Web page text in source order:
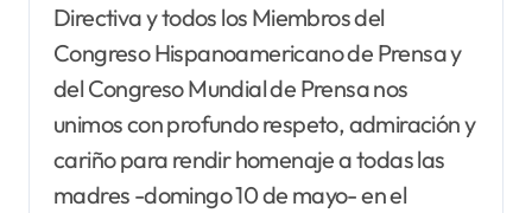
Directiva y todos los Miembros del
Congreso Hispanoamericano de Prensa y
del Congreso Mundial de Prensa nos
unimos con profundo respeto, admiración y
cariño para rendir homenaje a todas las
madres -domingo 10 de mayo- en el